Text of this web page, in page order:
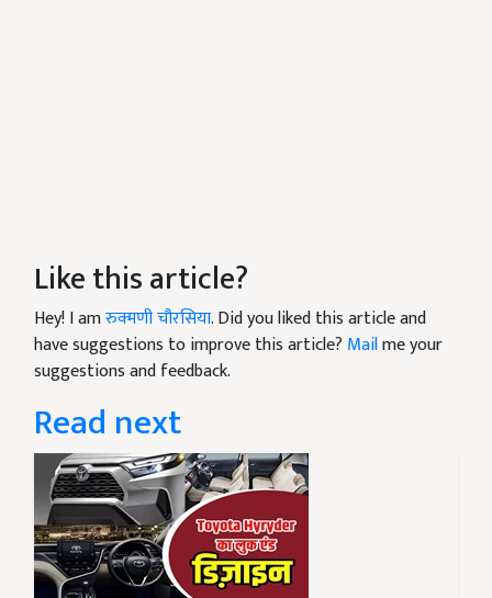
Like this article?
Hey! I amरुक्मणी चौरसिया. Did you liked this article and
have suggestions to improve this article? Mailme your
suggestions and feedback.
Read next